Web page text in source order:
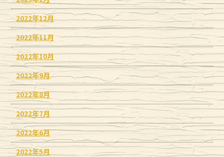
2022年12月
2022年11月
2022年10月
2022年9月
2022年8月
2022年7月
2022年6月
2022年5月